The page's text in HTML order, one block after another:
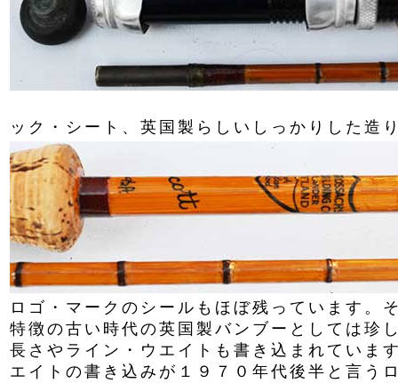
ック・シート、英国製らしいしっかりした造
ロゴ・マークのシールもほぼ残っています。
特徴の古い時代の英国製バンブーとしては珍
長さやライン・ウエイトも書き込まれていま
エイトの書き込みが１９７０年代後半と言う